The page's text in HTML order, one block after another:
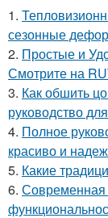
1.
сезонные
2. Простые и
Смотрите на
3. Как обшить
руководство
4. Полное
красиво и
5. Какие
6.